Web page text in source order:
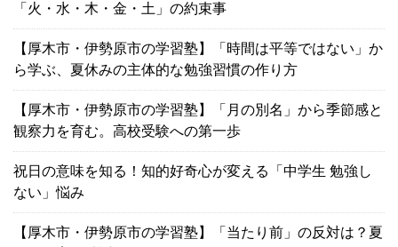
「火・水・木・金・土」の約束事
【厚木市・伊勢原市の学習塾】「時間は平等ではない」か
ら学ぶ、夏休みの主体的な勉強習慣の作り方
【厚木市・伊勢原市の学習塾】「月の別名」から季節感と
観察力を育む。高校受験への第一歩
祝日の意味を知る！知的好奇心が変える「中学生 勉強し
ない」悩み
【厚木市・伊勢原市の学習塾】「当たり前」の反対は？夏